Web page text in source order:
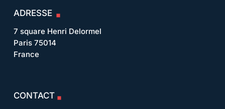
ADRESSE
7 square Henri Delormel
Paris 75014
France
CONTACT